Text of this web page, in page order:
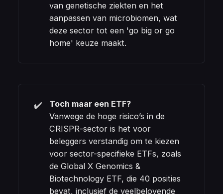
van genetische ziekten en het
aanpassen van microbiomen, wat
deze sector tot een 'go big or go
home' keuze maakt.
✔️
Toch maar een ETF?
Vanwege de hoge risico’s in de
CRISPR-sector is het voor
beleggers verstandig om te kiezen
voor sector-specifieke ETFs, zoals
de Global X Genomics &
Biotechnology ETF, die 40 posities
bevat, inclusief de veelbelovende